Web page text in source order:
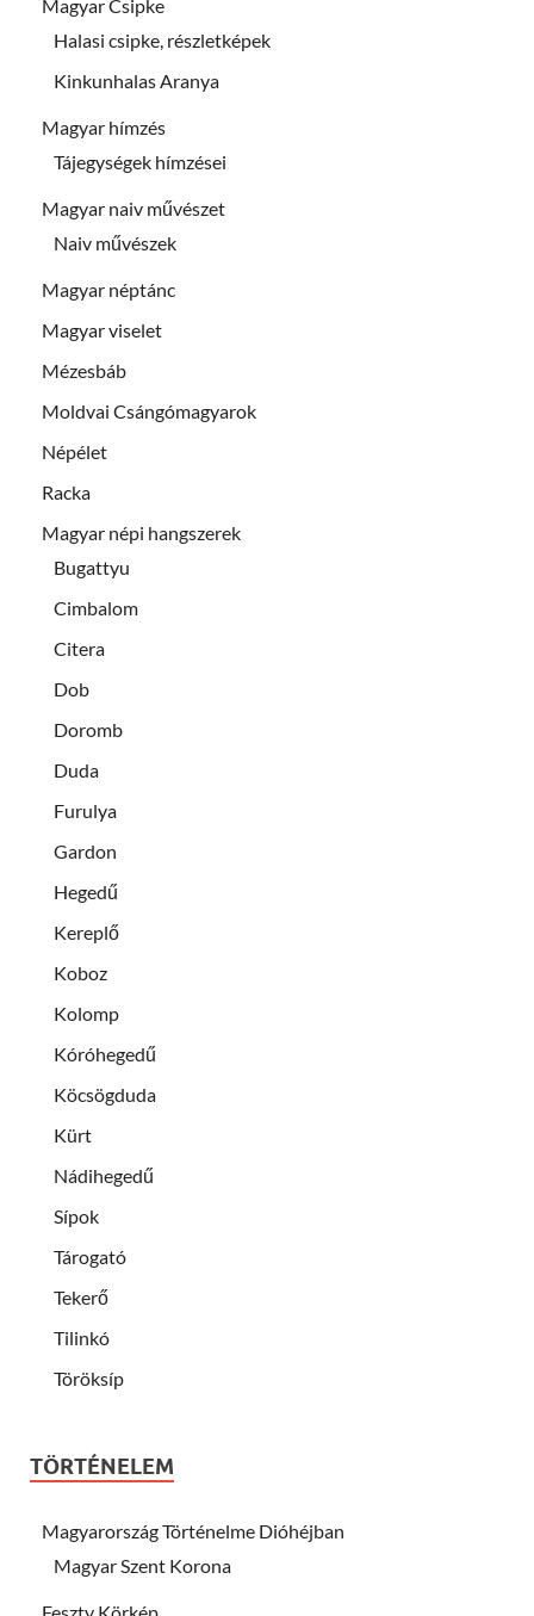
Magyar Csipke
Halasi csipke, részletképek
Kinkunhalas Aranya
Magyar hímzés
Tájegységek hímzései
Magyar naiv művészet
Naiv művészek
Magyar néptánc
Magyar viselet
Mézesbáb
Moldvai Csángómagyarok
Népélet
Racka
Magyar népi hangszerek
Bugattyu
Cimbalom
Citera
Dob
Doromb
Duda
Furulya
Gardon
Hegedű
Kereplő
Koboz
Kolomp
Kóróhegedű
Köcsögduda
Kürt
Nádihegedű
Sípok
Tárogató
Tekerő
Tilinkó
Töröksíp
TÖRTÉNELEM
Magyarország Történelme Dióhéjban
Magyar Szent Korona